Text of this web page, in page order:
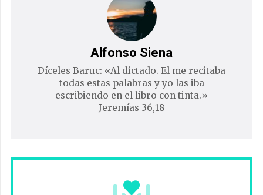
Alfonso Siena
Díceles Baruc: «Al dictado. El me recitaba
todas estas palabras y yo las iba
escribiendo en el libro con tinta.»
Jeremías 36,18